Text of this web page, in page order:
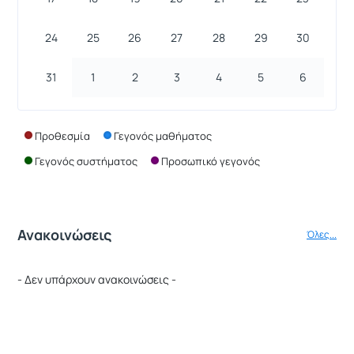
24 25 26 27 28 29 30
31 1 2 3 4 5 6
Προθεσμία
Γεγονός μαθήματος
Γεγονός συστήματος
Προσωπικό γεγονός
Ανακοινώσεις Όλες...
- Δεν υπάρχουν ανακοινώσεις -